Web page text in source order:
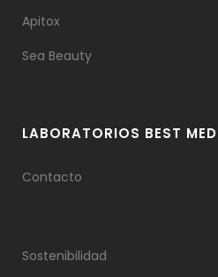
Apitox
Sea Beauty
LABORATORIOS BEST
Contacto
Sostenibilidad